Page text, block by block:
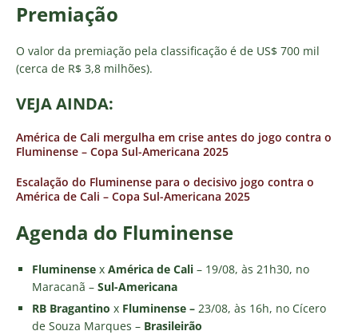
Premiação
O valor da premiação pela classificação é de US$ 700 mil
(cerca de R$ 3,8 milhões).
VEJA AINDA:
América de Cali mergulha em crise antes do jogo contra o
Fluminense – Copa Sul-Americana 2025
Escalação do Fluminense para o decisivo jogo contra o
América de Cali – Copa Sul-Americana 2025
Agenda do Fluminense
Fluminense x América de Cali – 19/08, às 21h30, no
Maracanã – Sul-Americana
RB Bragantino x Fluminense – 23/08, às 16h, no Cícero
de Souza Marques – Brasileirão